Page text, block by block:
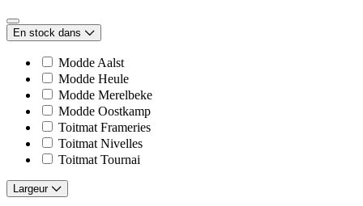
En stock dans
Modde Aalst
Modde Heule
Modde Merelbeke
Modde Oostkamp
Toitmat Frameries
Toitmat Nivelles
Toitmat Tournai
Largeur